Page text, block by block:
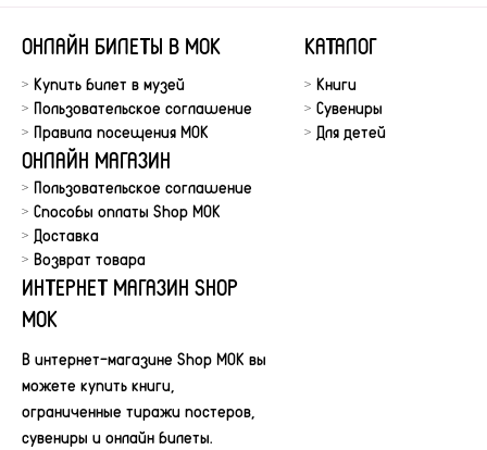
ОНЛАЙН БИЛЕТЫ В МОК
Купить билет в музей
Пользовательское соглашение
Правила посещения МОК
ОНЛАЙН МАГАЗИН
Пользовательское соглашение
Способы оплаты Shop MOK
Доставка
Возврат товара
КАТАЛОГ
Книги
Сувениры
Для детей
ИНТЕРНЕТ МАГАЗИН SHOP
MOK
В интернет-магазине Shop MOK вы
можете купить книги,
ограниченные тиражи постеров,
сувениры и онлайн билеты.